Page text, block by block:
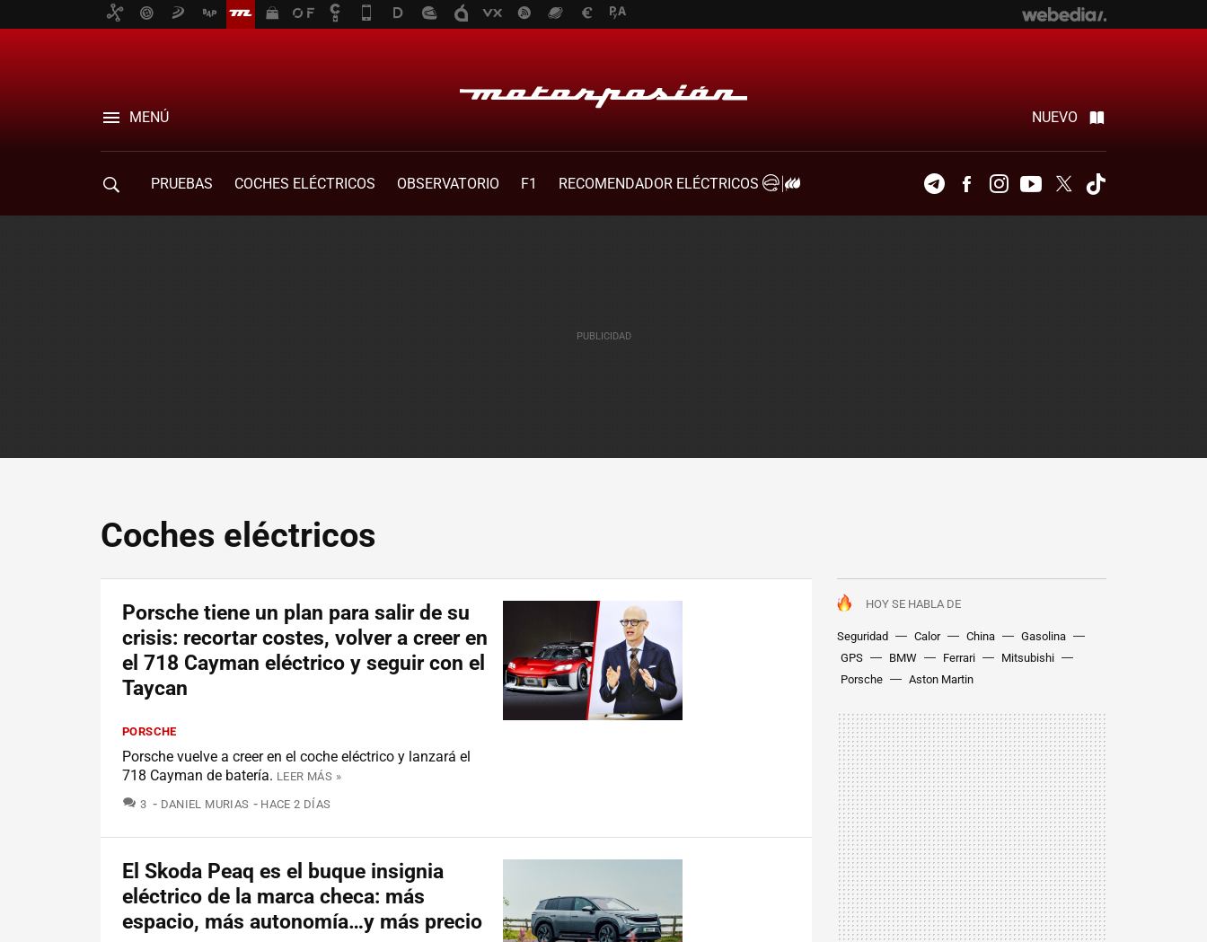
MENÚ NUEVO
PRUEBAS COCHES ELÉCTRICOS OBSERVATORIO F1
RECOMENDADOR ELÉCTRICOS
TelegramFacebookInstagramYoutubeTwitter
Coches eléctricos
HOY SE HABLA DE
Seguridad Calor China
Gasolina
GPS
BMW Ferrari
Mitsubishi
Porsche
Aston Martin
Porsche tiene un plan para salir de su
crisis: recortar costes, volver a creer en
el 718 Cayman eléctrico y seguir con el
Taycan
PORSCHE
Porsche vuelve a creer en el coche eléctrico y lanzará el
718 Cayman de batería. LEER MÁS »
3 COMENTARIOS
DANIEL MURIAS HACE 2 DÍAS
El Skoda Peaq es el buque insignia
eléctrico de la marca checa: más
espacio, más autonomía…y más precio